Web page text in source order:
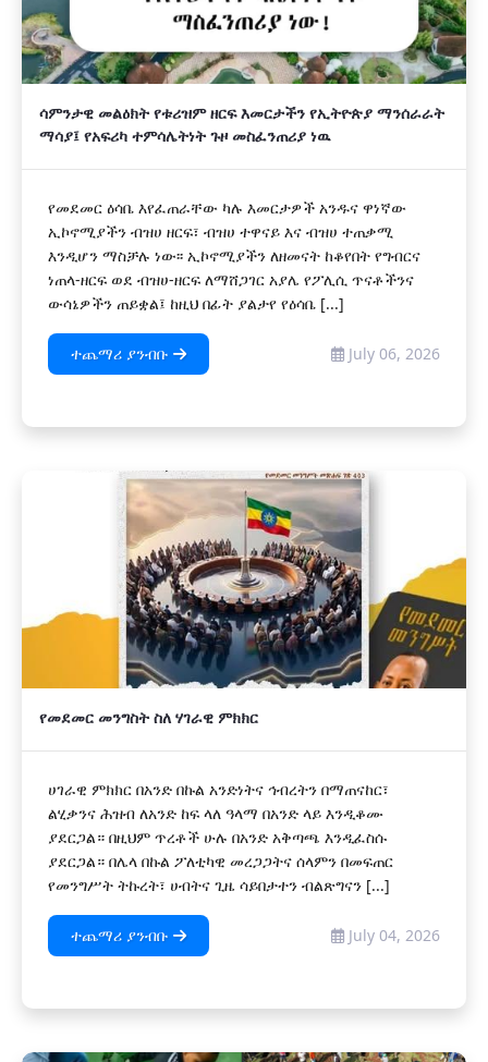
ሳምንታዊ መልዕክት የቱሪዝም ዘርፍ እመርታችን የኢትዮጵያ ማንሰራራት
ማሳያ፤ የአፍሪካ ተምሳሌትነት ጉዞ መስፈንጠሪያ ነዉ
የመደመር ዕሳቤ እየፈጠራቸው ካሉ እመርታዎች አንዱና ዋነኛው
ኢኮኖሚያችን ብዝሀ ዘርፍ፣ ብዝሀ ተዋናይ እና ብዝሀ ተጠቃሚ
እንዲሆን ማስቻሉ ነው፡፡ ኢኮኖሚያችን ለዘመናት ከቆየበት የግብርና
ነጠላ-ዘርፍ ወደ ብዝሀ-ዘርፍ ለማሸጋገር አያሌ የፖሊሲ ጥናቶችንና
ውሳኔዎችን ጠይቋል፤ ከዚህ በፊት ያልታየ የዕሳቤ [...]
ተጨማሪ ያንብቡ July 06, 2026
የመደመር መንግስት ስለ ሃገራዊ ምክክር
ሀገራዊ ምክክር በአንድ በኩል አንድነትና ኅብረትን በማጠናከር፣
ልሂቃንና ሕዝብ ለአንድ ከፍ ላለ ዓላማ በአንድ ላይ እንዲቆሙ
ያደርጋል። በዚህም ጥረቶች ሁሉ በአንድ አቅጣጫ እንዲፈስሱ
ያደርጋል። በሌላ በኩል ፖለቲካዊ መረጋጋትና ሰላምን በመፍጠር
የመንግሥት ትኩረት፣ ሀብትና ጊዜ ሳይበታተን ብልጽግናን [...]
ተጨማሪ ያንብቡ July 04, 2026